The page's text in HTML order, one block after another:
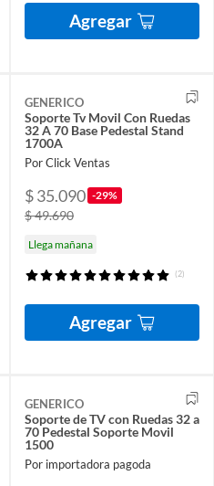
Agregar
GENERICO
Soporte Tv Movil Con Ruedas
32 A 70 Base Pedestal Stand
1700A
Por Click Ventas
$ 35.090 -29%
$ 49.690
Llega mañana
(2)
Agregar
GENERICO
Soporte de TV con Ruedas 32 a
70 Pedestal Soporte Movil
1500
Por importadora pagoda